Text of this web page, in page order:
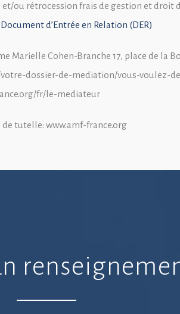
ou rétrocession frais de gestion et droit
d’Entrée en Relation (DER)
Marielle Cohen-Branche 17, place de la
dossier-de-mediation/vous-voulez-
fr/le-mediateur
tutelle: www.amf-france.org